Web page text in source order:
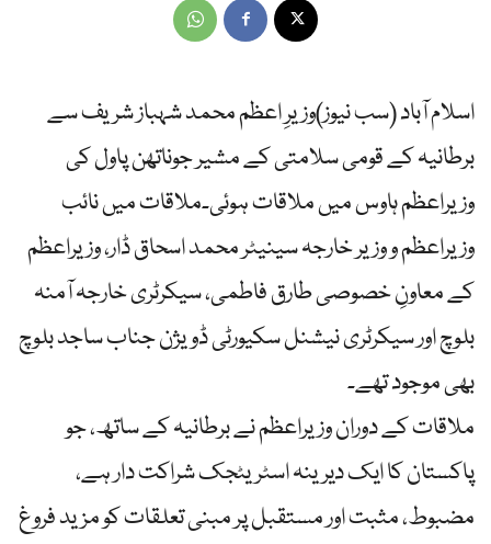
اسلام آباد (سب نیوز)وزیرِ اعظم محمد شہباز شریف سے
برطانیہ کے قومی سلامتی کے مشیر جوناتھن پاول کی
وزیراعظم ہاوس میں ملاقات ہوئی۔ملاقات میں نائب
وزیراعظم و وزیر خارجہ سینیٹر محمد اسحاق ڈار، وزیراعظم
کے معاونِ خصوصی طارق فاطمی، سیکرٹری خارجہ آمنہ
بلوچ اور سیکرٹری نیشنل سکیورٹی ڈویژن جناب ساجد بلوچ
بھی موجود تھے۔
ملاقات کے دوران وزیراعظم نے برطانیہ کے ساتھ، جو
پاکستان کا ایک دیرینہ اسٹریٹجک شراکت دار ہے،
مضبوط، مثبت اور مستقبل پر مبنی تعلقات کو مزید فروغ